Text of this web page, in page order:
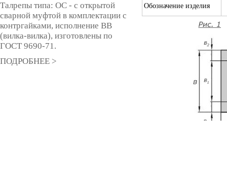
Обозначение изделия
Талрепы типа: ОС - с открытой
сварной муфтой в комплектации с
контргайками, исполнение ВВ
(вилка-вилка), изготовлены по
ГОСТ 9690-71.
ПОДРОБНЕЕ >